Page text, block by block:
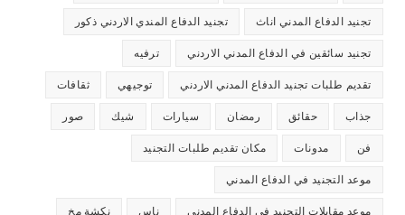
تجنيد الدفاع المدني اناث تجنيد الدفاع المندي الاردني ذكور
تجنيد سائقين في الدفاع المدني الاردني ترفيه
تقديم طلبات تجنيد الدفاع المدني الاردني توجيهي ثقافات
جذاب حقائق رمضان سيارات شيك صور
فن مدونات مكان تقديم طلبات التجنيد
موعد التجنيد في الدفاع المدني
موعد مقابلات التجنيد في الدفاع المدني ناس نكشة مخ